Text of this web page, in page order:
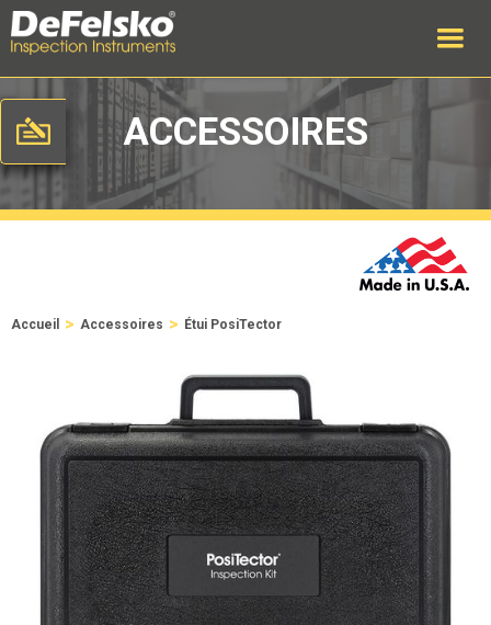
ACCESSOIRES
Accueil > Accessoires > Étui PosiTector